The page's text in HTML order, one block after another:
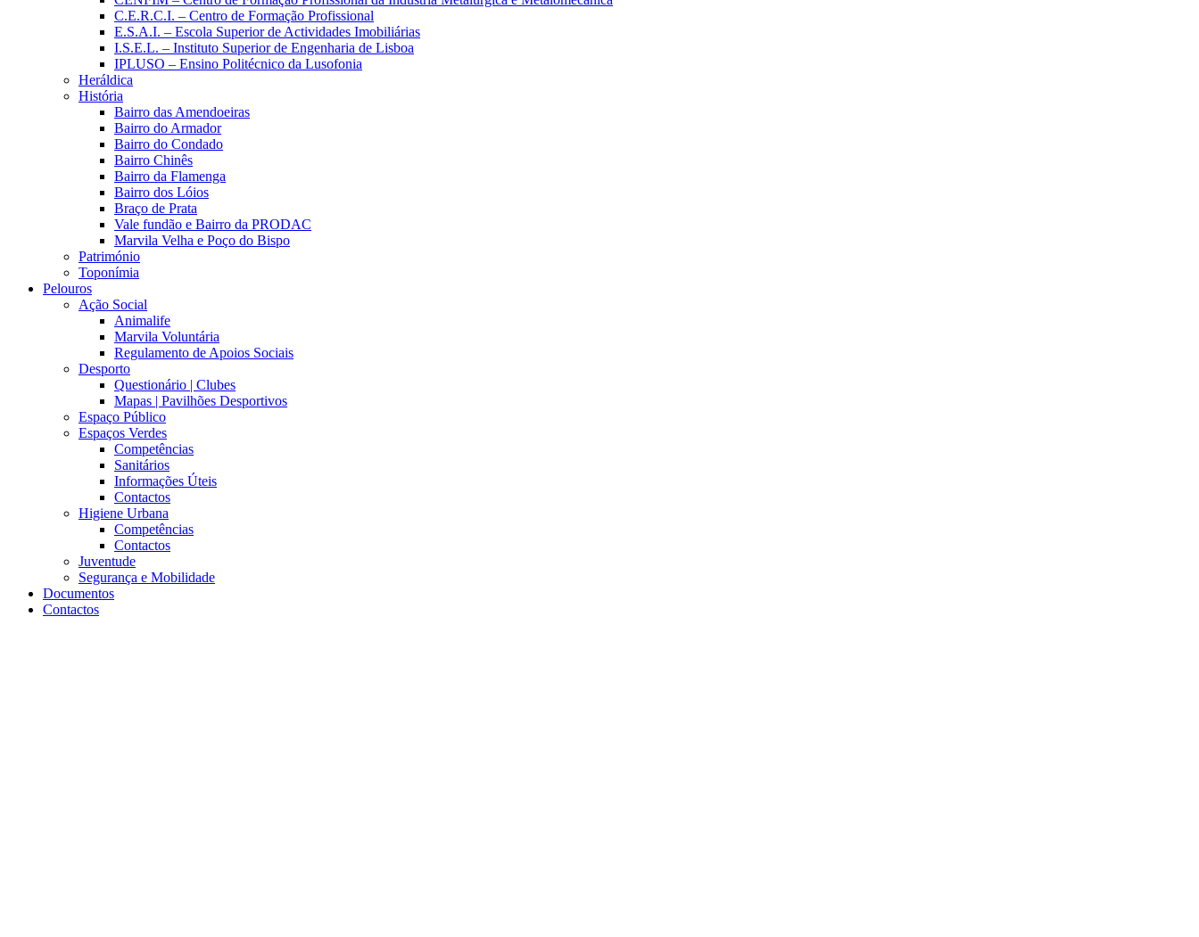
C.E.R.C.I. – Centro de Formação Profissional
E.S.A.I. – Escola Superior de Actividades Imobiliárias
I.S.E.L. – Instituto Superior de Engenharia de Lisboa
IPLUSO – Ensino Politécnico da Lusofonia
Heráldica
História
Bairro das Amendoeiras
Bairro do Armador
Bairro do Condado
Bairro Chinês
Bairro da Flamenga
Bairro dos Lóios
Braço de Prata
Vale fundão e Bairro da PRODAC
Marvila Velha e Poço do Bispo
Património
Toponímia
Pelouros
Ação Social
Animalife
Marvila Voluntária
Regulamento de Apoios Sociais
Desporto
Questionário | Clubes
Mapas | Pavilhões Desportivos
Espaço Público
Espaços Verdes
Competências
Sanitários
Informações Úteis
Contactos
Higiene Urbana
Competências
Contactos
Juventude
Segurança e Mobilidade
Documentos
Contactos